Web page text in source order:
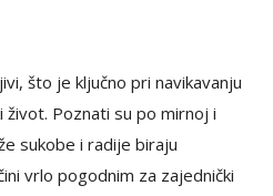
što je ključno pri navikavanju
život. Poznati su po mirnoj i
sukobe i radije biraju
vrlo pogodnim za zajednički